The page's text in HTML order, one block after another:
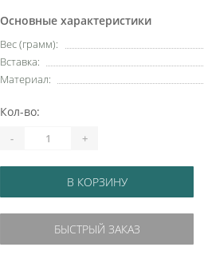
Основные характеристики
Вес (грамм):
Вставка:
Материал:
Кол-во:
- +
В КОРЗИНУ
БЫСТРЫЙ ЗАКАЗ